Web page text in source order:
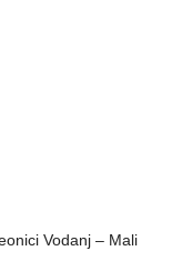
Vodanj – Mali